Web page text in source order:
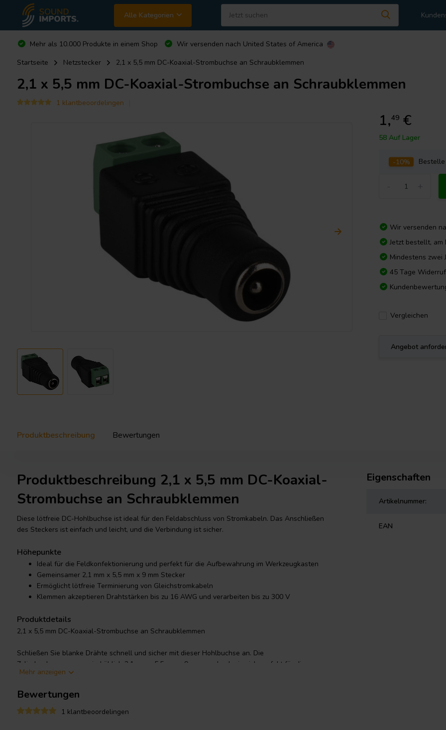
Alle Kategorien
Mehr als 10.000 Produkte in einem Shop Wir versenden nach United States of America
Startseite
Netzstecker 2,1 x 5,5 mm DC-Koaxial-Strombuchse an Schraubklemmen
2,1 x 5,5 mm DC-Koaxial-Strombuchse an Schraubklemmen
1 klantbeoordelingen
1,49 €
58 Auf Lager
-10%
Wir versenden
Jetzt bestellt,
Mindestens zwei
45 Tage
Vergleichen
Angebot
Produktbeschreibung Bewertungen
Produktbeschreibung 2,1 x 5,5 mm DC-Koaxial-
Strombuchse an Schraubklemmen
Diese lötfreie DC-Hohlbuchse ist ideal für den Feldabschluss von Stromkabeln. Das Anschließen
des Steckers ist einfach und leicht, und die Verbindung ist sicher.
Höhepunkte
Ideal für die Feldkonfektionierung und perfekt für die Aufbewahrung im Werkzeugkasten
Gemeinsamer 2,1 mm x 5,5 mm x 9 mm Stecker
Ermöglicht lötfreie Terminierung von Gleichstromkabeln
Klemmen akzeptieren Drahtstärken bis zu 16 AWG und verarbeiten bis zu 300 V
Produktdetails
2,1 x 5,5 mm DC-Koaxial-Strombuchse an Schraubklemmen
Schließen Sie blanke Drähte schnell und sicher mit dieser Hohlbuchse an. Die
Zylinderabmessungen sind üblich 2,1 mm x 5,5 mm x 9 mm, wodurch sie sich perfekt für die
Verwendung mit CCTV-Kameras, Verstärkern und Projekten eignen.
Hinweis:Dies ist kein Netzteil oder Stromrichter. Bitte achten Sie darauf, dass die passende
Stromversorgung zum Gerät passt.
Mehr anzeigen
Eigenschaften
Artikelnummer:
EAN
Bewertungen
1 klantbeoordelingen